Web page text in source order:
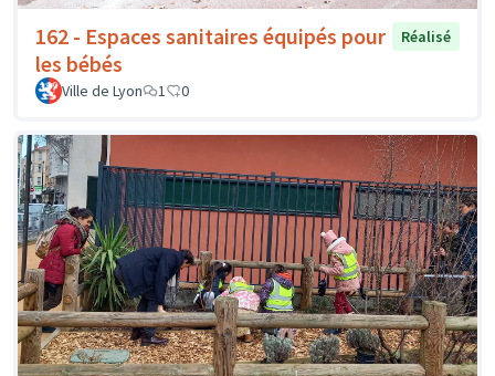
162 - Espaces sanitaires équipés pour
les bébés
Réalisé
Ville de Lyon 1 0